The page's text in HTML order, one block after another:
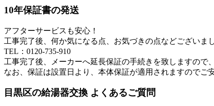
10年保証書の発送
アフターサービスも安心！
工事完了後、何か気になる点、お気づきの点などございま
TEL：0120-735-910
工事完了後、メーカーへ延長保証の手続きを致しますので
なお、保証は設置日より、本体保証が適用されますのでご
目黒区の給湯器交換 よくあるご質問